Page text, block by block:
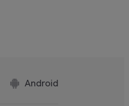
Android